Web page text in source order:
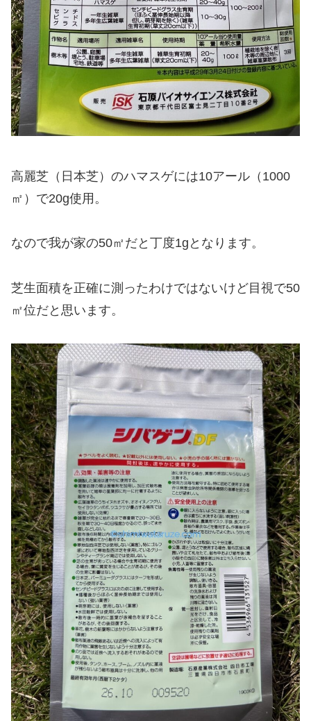
高麗芝（日本芝）のハマスゲには10アール（1000
㎡）で20g使用。
なので我が家の50㎡だと丁度1gとなります。
芝生面積を正確に測ったわけではないけど目視で50
㎡位だと思います。